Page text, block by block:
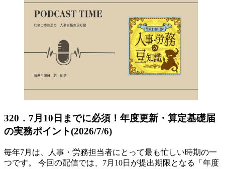
320．7月10日までに必須！年度更新・算定基礎届
の実務ポイント(2026/7/6)
毎年7月は、人事・労務担当者にとって最も忙しい時期の一
つです。 今回の配信では、7月10日が提出期限となる「年度